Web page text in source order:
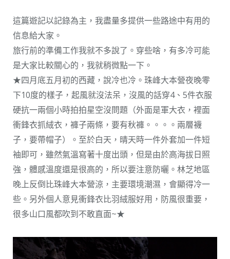
這篇遊記以記錄為主，我盡量多提供一些路途中有用的
信息給大家。
旅行前的準備工作我就不多說了。穿些啥，有多冷可能
是大家比較關心的，我就稍微點一下。
★四月底五月初的西藏，說冷也冷。珠峰大本營夜晚零
下10度的樣子，起風就沒法呆，沒風的話穿4、5件衣服
硬抗一兩個小時拍拍星空沒問題（外面是軍大衣，裡面
衝鋒衣抓絨衣，褲子兩條，要有秋褲。。。。兩層襪
子，要帶帽子）。至於白天，晴天時一件外套加一件短
袖即可，雖然氣溫寫著十度出頭，但是由於高海拔日照
強，體感溫度還是很高的，所以要注意防曬。林芝地區
晚上反倒比珠峰大本營涼，主要環境潮濕，會顯得冷一
些。另外個人意見衝鋒衣比羽絨服好用，防風很重要，
很多山口風都吹到不敢直面~★